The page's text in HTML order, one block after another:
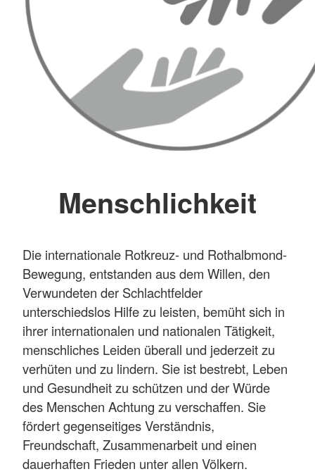
Menschlichkeit
Die internationale Rotkreuz- und Rothalbmond-
Bewegung, entstanden aus dem Willen, den
Verwundeten der Schlachtfelder
unterschiedslos Hilfe zu leisten, bemüht sich in
ihrer internationalen und nationalen Tätigkeit,
menschliches Leiden überall und jederzeit zu
verhüten und zu lindern. Sie ist bestrebt, Leben
und Gesundheit zu schützen und der Würde
des Menschen Achtung zu verschaffen. Sie
fördert gegenseitiges Verständnis,
Freundschaft, Zusammenarbeit und einen
dauerhaften Frieden unter allen Völkern.